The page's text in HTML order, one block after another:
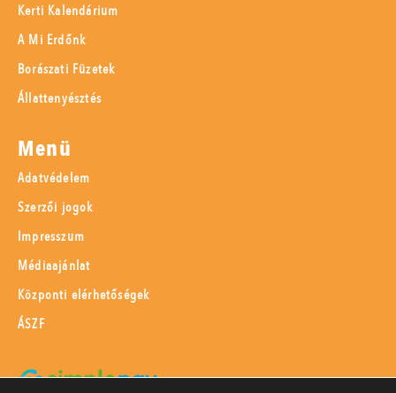
Kerti Kalendárium
A Mi Erdőnk
Borászati Füzetek
Állattenyésztés
Menü
Adatvédelem
Szerzői jogok
Impresszum
Médiaajánlat
Központi elérhetőségek
ÁSZF